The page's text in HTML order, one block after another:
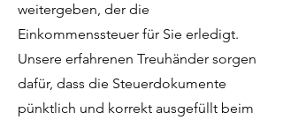
weitergeben, der die
Einkommenssteuer für Sie erledigt.
Unsere erfahrenen Treuhänder sorgen
dafür, dass die Steuerdokumente
pünktlich und korrekt ausgefüllt beim